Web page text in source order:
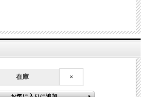
在庫 ×